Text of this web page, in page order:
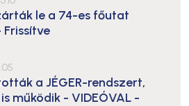
le a 74-es főutat
a JÉGER-rendszert,
működik - VIDEÓVAL -